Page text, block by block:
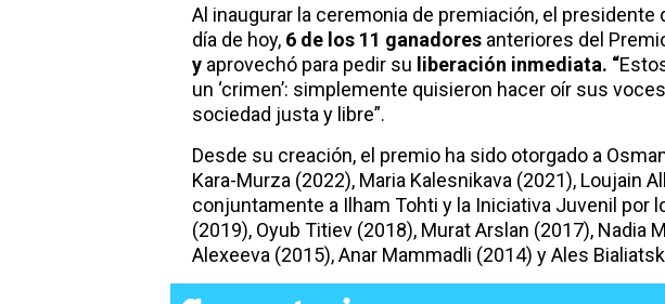
Al inaugurar la ceremonia de premiación, el presidente
día de hoy, 6 de los 11 ganadores anteriores del
y aprovechó para pedir su liberación inmediata. “
un ‘crimen’: simplemente quisieron hacer oír sus
sociedad justa y libre”.
Desde su creación, el premio ha sido otorgado a
Kara-Murza (2022), Maria Kalesnikava (2021), Loujain
conjuntamente a Ilham Tohti y la Iniciativa Juvenil por
(2019), Oyub Titiev (2018), Murat Arslan (2017), Nadia
Alexeeva (2015), Anar Mammadli (2014) y Ales